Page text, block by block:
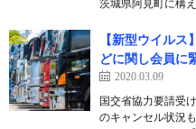
茨城県阿見町に構
【新型ウイル
どに関し会員に
2020.03.09
国交省協力要請受
のキャンセル状況